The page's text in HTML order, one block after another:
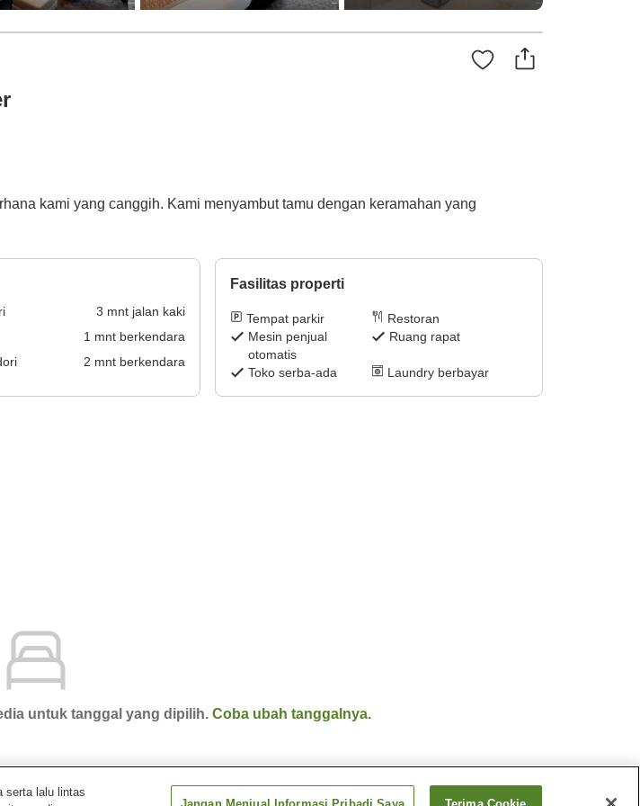
kami yang canggih. Kami menyambut tamu dengan keramahan yang
3 mnt jalan kaki
1 mnt berkendara
2 mnt berkendara
Fasilitas properti
Tempat parkir
Restoran
Mesin penjual
otomatis
Ruang rapat
Toko serba-ada Laundry berbayar
untuk tanggal yang dipilih. Coba ubah tanggalnya.
serta lalu lintas
Jangan Menjual Informasi Pribadi Saya Terima Cookie